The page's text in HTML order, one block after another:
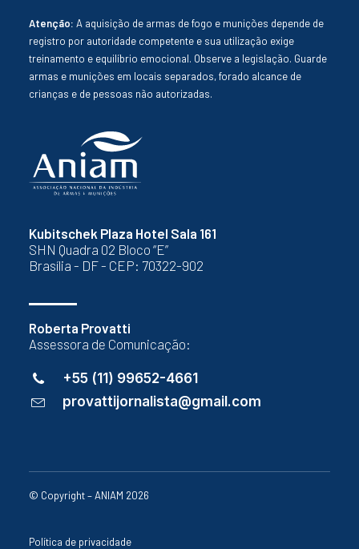
Kubitschek Plaza Hotel Sala 161
SHN Quadra 02 Bloco “E”
Brasília - DF - CEP: 70322-902
Roberta Provatti
Assessora de Comunicação:
+55 (11) 99652-4661
provattijornalista@gmail.com
Atenção: A aquisição de armas de fogo e munições depende de
registro por autoridade competente e sua utilização exige
treinamento e equilíbrio emocional. Observe a legislação. Guarde
armas e munições em locais separados, forado alcance de
crianças e de pessoas não autorizadas.
© Copyright – ANIAM 2026
Política de privacidade